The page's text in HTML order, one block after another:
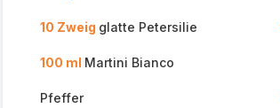
10 Zweig glatte Petersilie
100 ml Martini Bianco
Pfeffer